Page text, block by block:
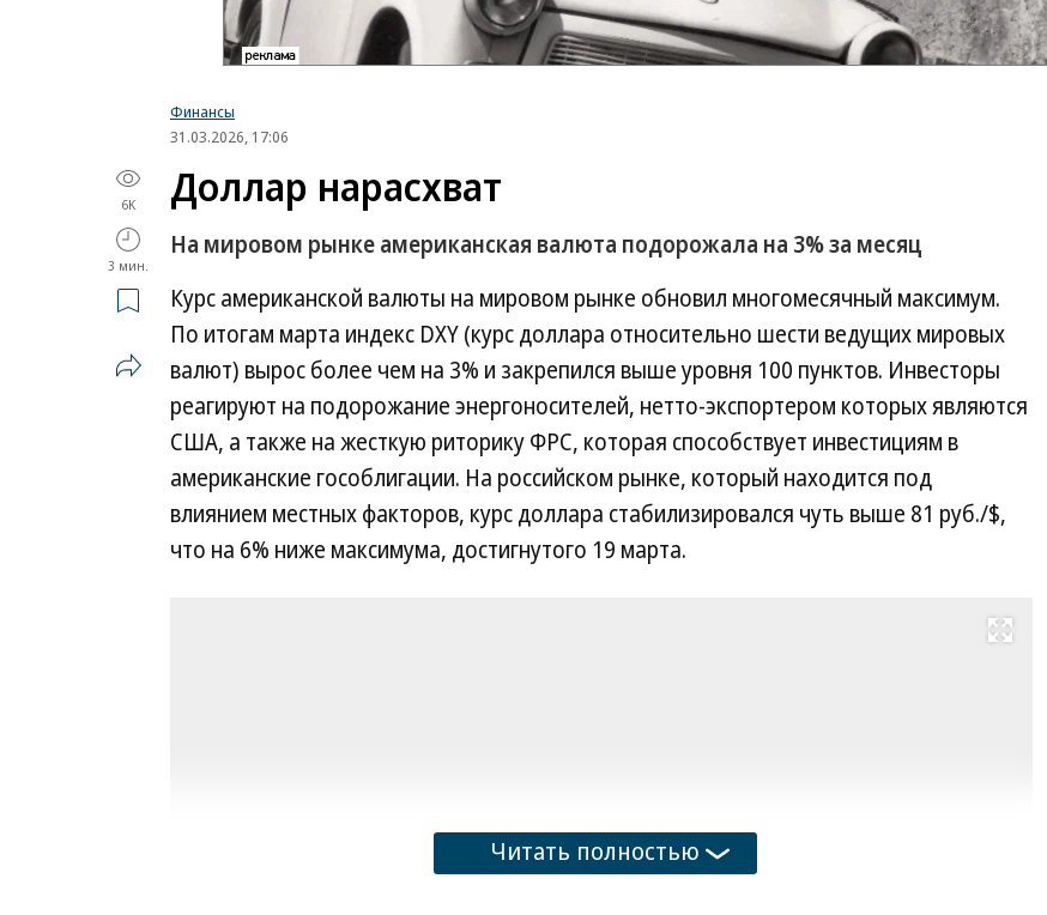
Финансы
31.03.2026, 17:06
6K
3 мин.
Доллар нарасхват
На мировом рынке американская валюта подорожала на 3% за месяц
Курс американской валюты на мировом рынке обновил многомесячный максимум.
По итогам марта индекс DXY (курс доллара относительно шести ведущих мировых
валют) вырос более чем на 3% и закрепился выше уровня 100 пунктов. Инвесторы
реагируют на подорожание энергоносителей, нетто-экспортером которых являются
США, а также на жесткую риторику ФРС, которая способствует инвестициям в
американские гособлигации. На российском рынке, который находится под
влиянием местных факторов, курс доллара стабилизировался чуть выше 81 руб./$,
что на 6% ниже максимума, достигнутого 19 марта.
Развернуть на весь экран
Читать полностью